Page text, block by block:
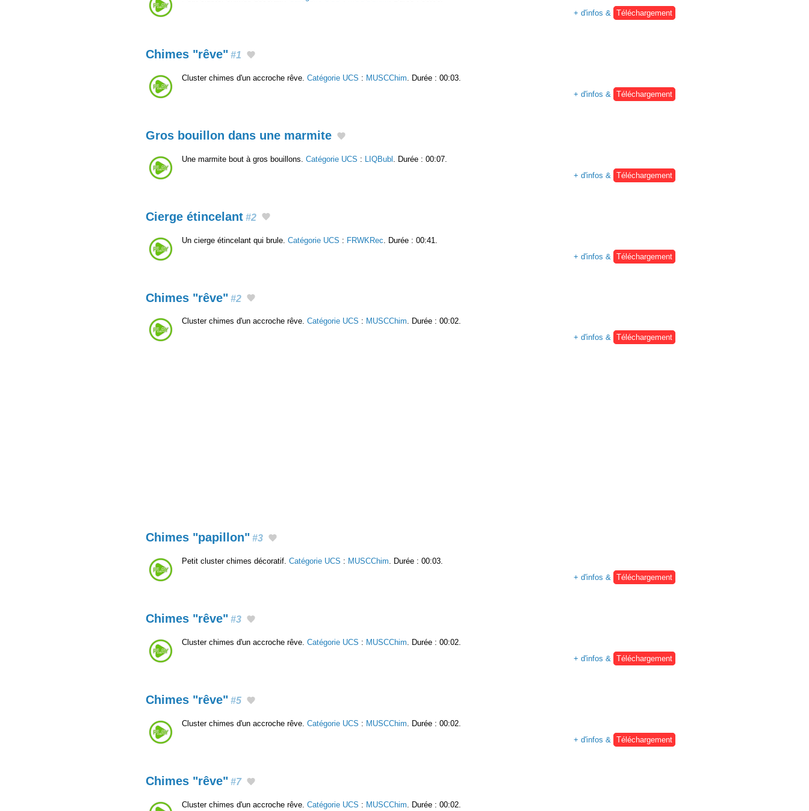
+ d'infos & Téléchargement
Chimes "rêve" #1
Cluster chimes d'un accroche rêve. Catégorie UCS : MUSCChim . Durée : 00:03.
+ d'infos &
Téléchargement
Gros bouillon dans une marmite
Une marmite bout à gros bouillons. Catégorie UCS : LIQBubl
. Durée : 00:07.
+ d'infos &
Téléchargement
Cierge étincelant #2
Un cierge étincelant qui brule. Catégorie UCS : FRWKRec . Durée : 00:41.
+ d'infos &
Téléchargement
Chimes "rêve" #2
Cluster chimes d'un accroche rêve. Catégorie UCS : MUSCChim. Durée : 00:02.
+ d'infos & Téléchargement
Chimes "papillon" #3
Petit cluster chimes décoratif. Catégorie UCS : MUSCChim. Durée : 00:03.
+ d'infos & Téléchargement
Chimes "rêve" #3
Cluster chimes d'un accroche rêve. Catégorie UCS : MUSCChim. Durée : 00:02.
+ d'infos & Téléchargement
Chimes "rêve" #5
Cluster chimes d'un accroche rêve. Catégorie UCS : MUSCChim . Durée : 00:02.
+ d'infos &
Téléchargement
Chimes "rêve" #7
Cluster chimes d'un accroche rêve. Catégorie UCS : MUSCChim . Durée : 00:02.